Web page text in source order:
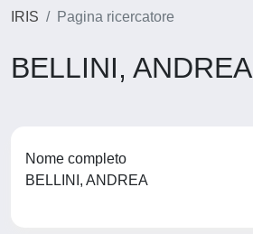
IRIS Pagina ricercatore
BELLINI, ANDREA
Nome completo
BELLINI, ANDREA